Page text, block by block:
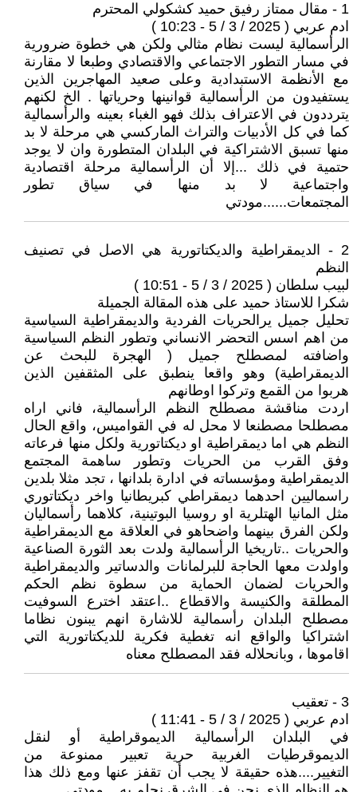
1 - مقال ممتاز رفيق حميد كشكولي المحترم
ادم عربي ( 2025 / 3 / 5 - 10:23 )
الرأسمالية ليست نظام مثالي ولكن هي خطوة ضرورية
في مسار التطور الاجتماعي والاقتصادي وطبعا لا مقارنة
مع الأنظمة الاستبدادية وعلى صعيد المهاجرين الذين
يستفيدون من الرأسمالية قوانينها وحرياتها . الخ لكنهم
يترددون في الاعتراف بذلك فهو الغباء بعينه والرأسمالية
كما في كل الأدبيات والتراث الماركسي هي مرحلة لا بد
منها تسبق الاشتراكية في البلدان المتطورة وان لا يوجد
حتمية في ذلك ...إلا أن الرأسمالية مرحلة اقتصادية
واجتماعية لا بد منها في سياق تطور
المجتمعات......مودتي
2 - الديمقراطية والديكتاتورية هي الاصل في تصنيف
النظم
لبيب سلطان ( 2025 / 3 / 5 - 10:51 )
شكرا للاستاذ حميد على هذه المقالة الجميلة
تحليل جميل يرالحريات الفردية والديمقراطية السياسية
من اهم اسس التحضر الانساني وتطور النظم السياسية
واضافته لمصطلح جميل ( الهجرة للبحث عن
الديمقراطية) وهو واقعا ينطبق على المثقفين الذين
هربوا من القمع وتركوا اوطانهم
اردت مناقشة مصطلح النظم الرأسمالية، فاني اراه
مصطلحا مصطنعا لا محل له في القواميس، واقع الحال
النظم هي اما ديمقراطية او ديكتاتورية ولكل منها فرعاته
وفق القرب من الحريات وتطور ساهمة المجتمع
الديمقراطية ومؤسساته في ادارة بلدانها ، تجد مثلا بلدين
راسماليين احدهما ديمقراطي كبريطانيا واخر ديكتاتوري
مثل المانيا الهتلرية او روسيا البوتينية، كلاهما رأسماليان
ولكن الفرق بينهما واضحاهو في العلاقة مع الديمقراطية
والحريات ..تاريخيا الرأسمالية ولدت بعد الثورة الصناعية
واولدت معها الحاجة للبرلمانات والدساتير والديمقراطية
والحريات لضمان الحماية من سطوة نظم الحكم
المطلقة والكنيسة والاقطاع ..اعتقد اخترع السوفيت
مصطلح البلدان رأسمالية للاشارة انهم يبنون نظاما
اشتراكيا والواقع انه تغطية فكرية للديكتاتورية التي
اقاموها ، وبانحلاله فقد المصطلح معناه
3 - تعقيب
ادم عربي ( 2025 / 3 / 5 - 11:41 )
في البلدان الرأسمالية الديموقراطية أو لنقل
الديموقرطيات الغربية حرية تعبير ممنوعة من
التغيير....هذه حقيقة لا يجب أن تقفز عنها ومع ذلك هذا